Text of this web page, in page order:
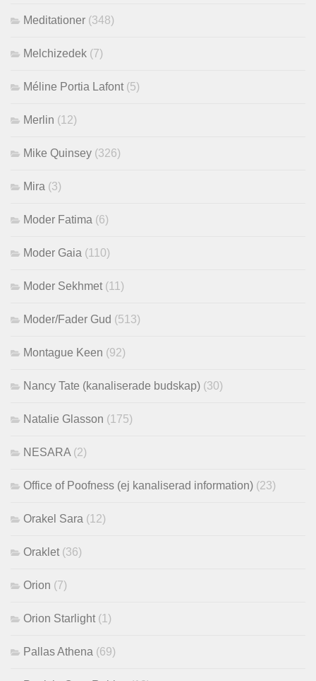
Meditationer (348)
Melchizedek (7)
Méline Portia Lafont (5)
Merlin (12)
Mike Quinsey (326)
Mira (3)
Moder Fatima (6)
Moder Gaia (110)
Moder Sekhmet (11)
Moder/Fader Gud (513)
Montague Keen (92)
Nancy Tate (kanaliserade budskap) (30)
Natalie Glasson (175)
NESARA (2)
Office of Poofness (ej kanaliserad information) (23)
Orakel Sara (12)
Oraklet (36)
Orion (7)
Orion Starlight (1)
Pallas Athena (69)